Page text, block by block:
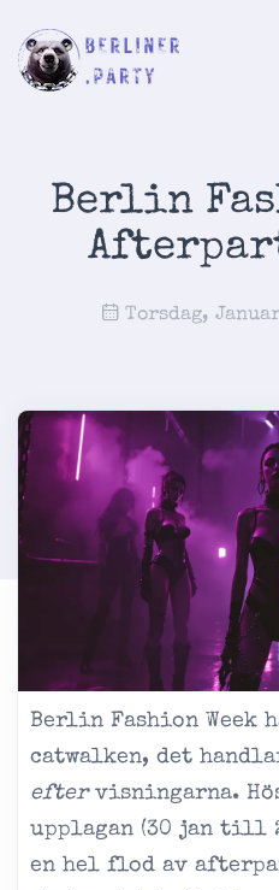
Berlin
Torsdag,
Berlin Fashion Week
catwalken, det
eftervisningarna.
upplagan (30 jan till
en hel flod av